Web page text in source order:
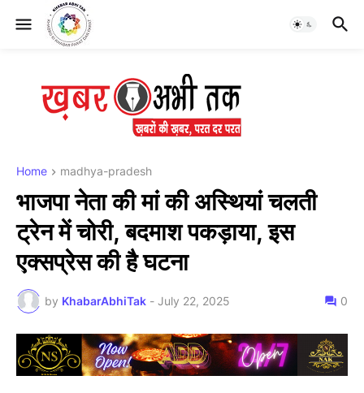
Home madhya-pradesh
भाजपा नेता की मां की अस्थियां चलती
ट्रेन में चोरी, बदमाश पकड़ाया, इस
एक्सप्रेस की है घटना
by KhabarAbhiTak - July 22, 2025 0